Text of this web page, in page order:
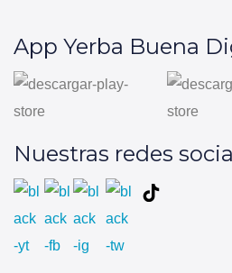
App Yerba Buena
Nuestras redes